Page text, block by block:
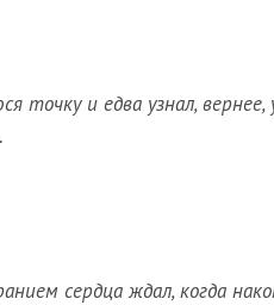
точку и едва узнал, вернее,
сердца ждал, когда